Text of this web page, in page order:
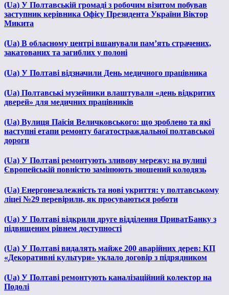
(Ua) У Полтавській громаді з робочим візитом побував
заступник керівника Офісу Президента України Віктор
Микита
(Ua) В обласному центрі вшанували пам’ять страчених,
закатованих та загиблих у полоні
(Ua) У Полтаві відзначили День медичного працівника
(Ua) Полтавські музейники влаштували «день відкритих
дверей» для медичних працівників
(Ua) Вулиця Паїсія Величковського: що зроблено та які
наступні етапи ремонту багатостраждальної полтавської
дороги
(Ua) У Полтаві ремонтують зливову мережу: на вулиці
Європейській повністю замінюють зношений колодязь
(Ua) Енергонезалежність та нові укриття: у полтавському
ліцеї №29 перевірили, як просуваються роботи
(Ua) У Полтаві відкрили друге відділення ПриватБанку з
підвищеним рівнем доступності
(Ua) У Полтаві видалять майже 200 аварійних дерев: КП
«Декоративні культури» уклало договір з підрядником
(Ua) У Полтаві ремонтують каналізаційний колектор на
Подолі